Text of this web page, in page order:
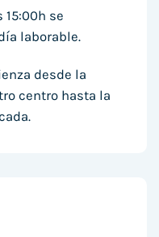
15:00h se
laborable.
desde la
centro hasta la